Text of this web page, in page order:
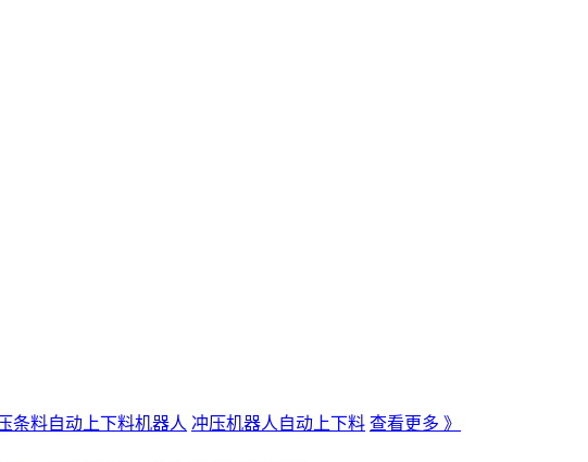
条料自动上下料机器人 冲压机器人自动上下料 查看更多 》